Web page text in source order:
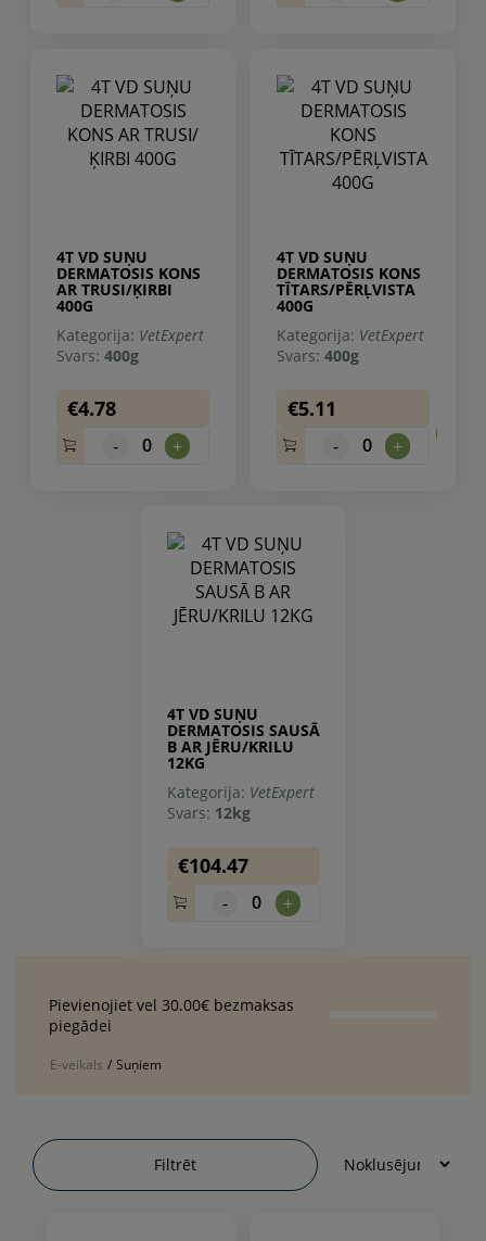
4T VD SUŅU
DERMATOSIS KONS
AR TRUSI/ĶIRBI
400G
Kategorija: VetExpert
Svars: 400g
€4.78
- 0 +
4T VD SUŅU
DERMATOSIS KONS
TĪTARS/PĒRĻVISTA
400G
Kategorija: VetExpert
Svars: 400g
€5.11
- 0 +
4T VD SUŅU
DERMATOSIS SAUSĀ
B AR JĒRU/KRILU
12KG
Kategorija: VetExpert
Svars: 12kg
€104.47
- 0 +
Pievienojiet vel 30.00€ bezmaksas
piegādei
E-veikals / Suņiem
Filtrēt